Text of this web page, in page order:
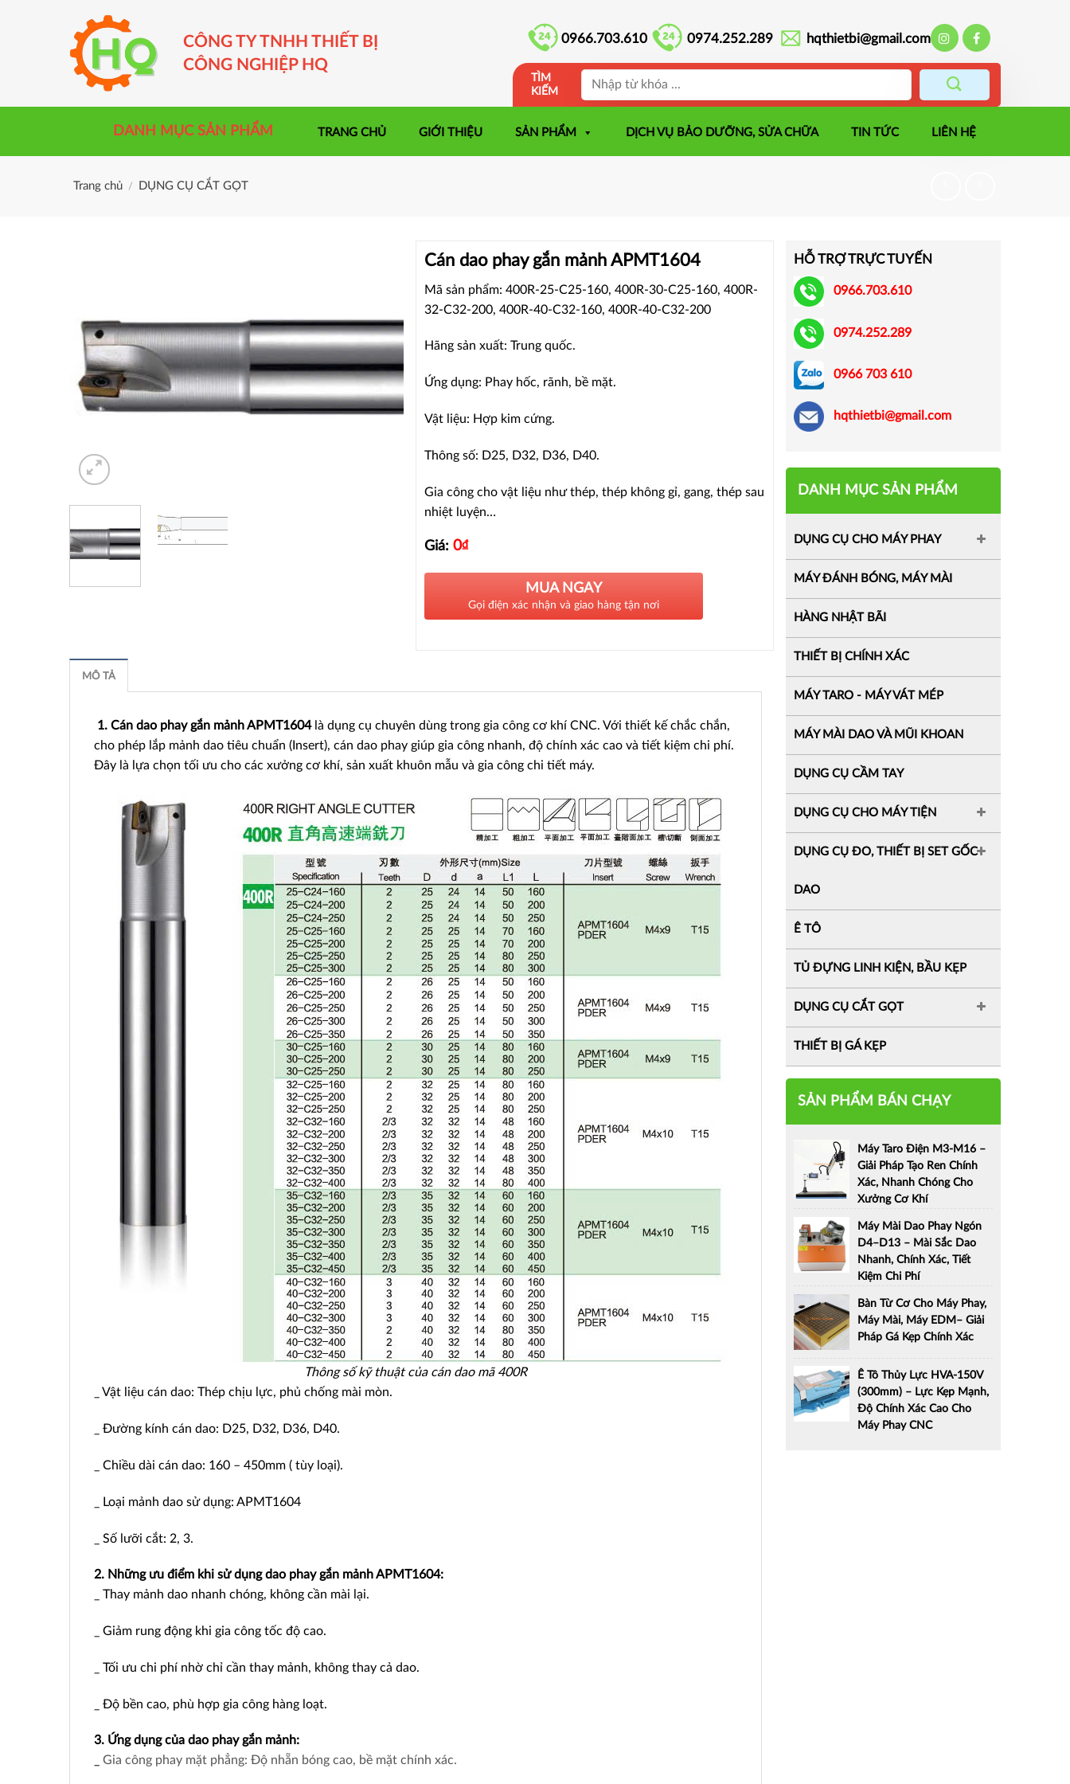
CÔNG TY TNHH THIẾT BỊ
CÔNG NGHIỆP HQ
0966.703.610 0974.252.289 hqthietbi@gmail.com
TÌM
KIẾM
DANH MỤC SẢN PHẨM TRANG CHỦ GIỚI THIỆU SẢN PHẨM DỊCH VỤ BẢO DƯỠNG, SỬA CHỮA TIN TỨC LIÊN HỆ
Trang chủ / DỤNG CỤ CẮT GỌT
HỖ TRỢ TRỰC TUYẾN
0966.703.610
0974.252.289
0966 703 610
hqthietbi@gmail.com
DANH MỤC SẢN PHẨM
DỤNG CỤ CHO MÁY PHAY
MÁY ĐÁNH BÓNG, MÁY MÀI
HÀNG NHẬT BÃI
THIẾT BỊ CHÍNH XÁC
MÁY TARO - MÁY VÁT MÉP
MÁY MÀI DAO VÀ MŨI KHOAN
DỤNG CỤ CẦM TAY
DỤNG CỤ CHO MÁY TIỆN
DỤNG CỤ ĐO, THIẾT BỊ SET GỐC
DAO
Ê TÔ
TỦ ĐỰNG LINH KIỆN, BẦU KẸP
DỤNG CỤ CẮT GỌT
THIẾT BỊ GÁ KẸP
SẢN PHẨM BÁN CHẠY
Máy Taro Điện M3-M16 –
Giải Pháp Tạo Ren Chính
Xác, Nhanh Chóng Cho
Xưởng Cơ Khí
Máy Mài Dao Phay Ngón
D4–D13 – Mài Sắc Dao
Nhanh, Chính Xác, Tiết
Kiệm Chi Phí
Bàn Từ Cơ Cho Máy Phay,
Máy Mài, Máy EDM– Giải
Pháp Gá Kẹp Chính Xác
Ê Tô Thủy Lực HVA-150V
(300mm) – Lực Kẹp Mạnh,
Độ Chính Xác Cao Cho
Máy Phay CNC
Cán dao phay gắn mảnh APMT1604
Mã sản phẩm: 400R-25-C25-160, 400R-30-C25-160, 400R-
32-C32-200, 400R-40-C32-160, 400R-40-C32-200
Hãng sản xuất: Trung quốc.
Ứng dụng: Phay hốc, rãnh, bề mặt.
Vật liệu: Hợp kim cứng.
Thông số: D25, D32, D36, D40.
Gia công cho vật liệu như thép, thép không gỉ, gang, thép sau
nhiệt luyện…
Giá: 0₫
MUA NGAY
Gọi điện xác nhận và giao hàng tận nơi
MÔ TẢ
1. Cán dao phay gắn mảnh APMT1604 là dụng cụ chuyên dùng trong gia công cơ khí CNC. Với thiết kế chắc chắn,
cho phép lắp mảnh dao tiêu chuẩn (Insert), cán dao phay giúp gia công nhanh, độ chính xác cao và tiết kiệm chi phí.
Đây là lựa chọn tối ưu cho các xưởng cơ khí, sản xuất khuôn mẫu và gia công chi tiết máy.
Thông số kỹ thuật của cán dao mã 400R
_ Vật liệu cán dao: Thép chịu lực, phủ chống mài mòn.
_ Đường kính cán dao: D25, D32, D36, D40.
_ Chiều dài cán dao: 160 – 450mm ( tùy loại).
_ Loại mảnh dao sử dụng: APMT1604
_ Số lưỡi cắt: 2, 3.
2. Những ưu điểm khi sử dụng dao phay gắn mảnh APMT1604:
_ Thay mảnh dao nhanh chóng, không cần mài lại.
_ Giảm rung động khi gia công tốc độ cao.
_ Tối ưu chi phí nhờ chỉ cần thay mảnh, không thay cả dao.
_ Độ bền cao, phù hợp gia công hàng loạt.
3. Ứng dụng của dao phay gắn mảnh:
Gia công phay mặt phẳng: Độ nhẵn bóng cao, bề mặt chính xác.